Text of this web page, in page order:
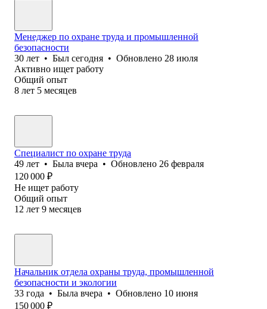
Менеджер по охране труда и промышленной
безопасности
30 лет • Был сегодня • Обновлено 28 июля
Активно ищет работу
Общий опыт
8 лет 5 месяцев
Специалист по охране труда
49 лет • Была вчера • Обновлено 26 февраля
120 000 ₽
Не ищет работу
Общий опыт
12 лет 9 месяцев
Начальник отдела охраны труда, промышленной
безопасности и экологии
33 года • Была вчера • Обновлено 10 июня
150 000 ₽